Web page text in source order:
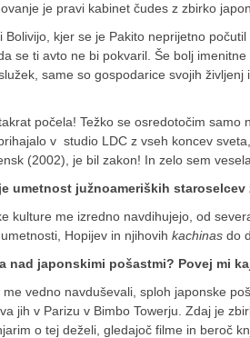
je pravi kabinet čudes z zbirko
Bolivijo, kjer se je Pakito neprijetno
se ti avto ne bi pokvaril. Še bolj imenitne
same so gospodarice svojih
počela! Težko se osredotočim
v studio LDC z vseh koncev
(2002), je bil zakon! In zelo sem
umetnost južnoameriških staroselcev
kulture me izredno navdihujejo, od
Hopijev in njihovih kachinasdo
nad japonskimi pošastmi? Povej mi
vedno navduševali, sploh japonske
jih v Parizu v Bimbo Towerju. Zdaj je
o tej deželi, gledajoč filme in beroč